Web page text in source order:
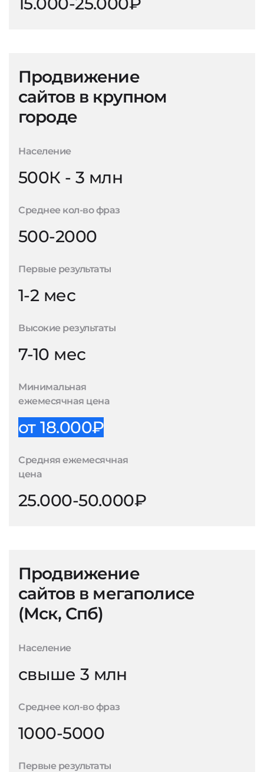
Продвижение
сайтов в крупном
городе
Население
500К - 3 млн
Среднее кол-во фраз
500-2000
Первые результаты
1-2 мес
Высокие результаты
7-10 мес
Минимальная
ежемесячная цена
от 18.000₽
Средняя ежемесячная
цена
25.000-50.000₽
Продвижение
сайтов в мегаполисе
(Мск, Спб)
Население
свыше 3 млн
Среднее кол-во фраз
1000-5000
Первые результаты